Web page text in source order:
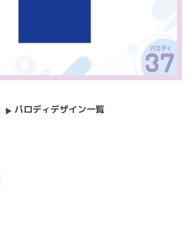
パロディデザイン一覧